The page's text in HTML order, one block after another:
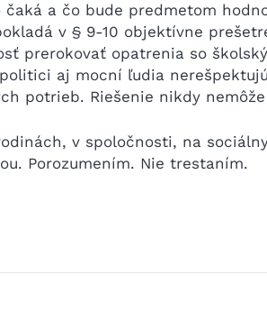
a čo bude predmetom
v § 9-10 objektívne
prerokovať opatrenia so
aj mocní ľudia
potrieb. Riešenie nikdy
v spoločnosti, na
Porozumením. Nie trestaním.